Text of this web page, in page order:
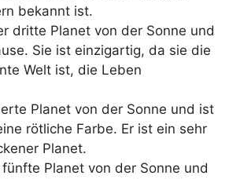
bekannt ist.
dritte Planet von der Sonne und
Sie ist einzigartig, da sie die
Welt ist, die Leben
Planet von der Sonne und ist
rötliche Farbe. Er ist ein sehr
Planet.
Planet von der Sonne und